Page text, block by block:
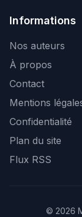
Informations
Nos auteurs
À propos
Contact
Mentions
Confidentialité
Plan du site
Flux RSS
© 2026